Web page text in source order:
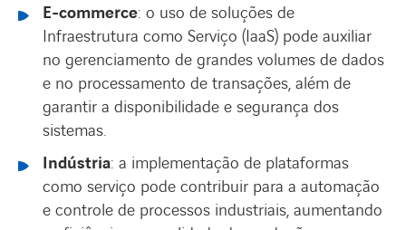
E-commerce: o uso de soluções de
Infraestrutura como Serviço (IaaS) pode auxiliar
no gerenciamento de grandes volumes de dados
e no processamento de transações, além de
garantir a disponibilidade e segurança dos
sistemas.
Indústria: a implementação de plataformas
como serviço pode contribuir para a automação
e controle de processos industriais, aumentando